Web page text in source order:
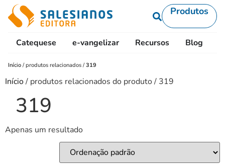
Produtos
Catequese e-vangelizar Recursos Blog
Início /produtos relacionados /319
Início/ produtos relacionados do produto / 319
319
Apenas um resultado